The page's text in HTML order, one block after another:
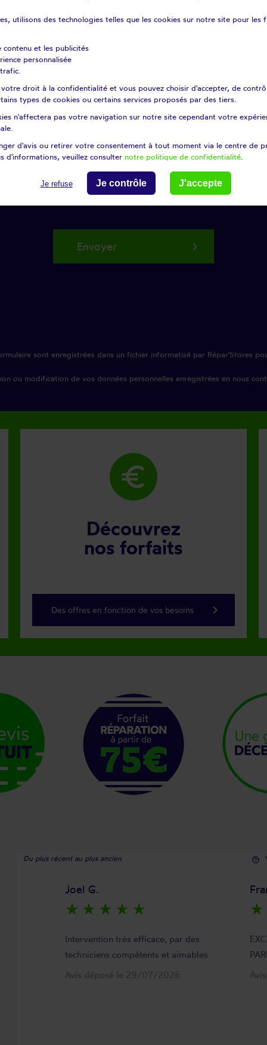
?
mes données afin de répondre à ma demande
Envoyer keyboard_arrow_right
sont enregistrées dans un fichier informatisé par Répar'Stores
ou modification de vos données personnelles enregistrées en nous
euro
Découvrez
nos forfaits
Des offres en fonction de vos besoins keyboard_arrow_right
Du plus récent au plus ancien help_outline
Joel G.
star_rate star_rate star_rate star_rate star_rate
Intervention très efficace, par des
techniciens compétents et aimables
Avis déposé le 29/07/2026
star_rate
utilisons des technologies telles que les cookies sur notre site pour les
contenu et les publicités
personnalisée
votre droit à la confidentialité et vous pouvez choisir d'accepter, de
types de cookies ou certains services proposés par des tiers.
n'affectera pas votre navigation sur notre site cependant votre
d'avis ou retirer votre consentement à tout moment via le centre de
d'informations, veuillez consulter notre politique de confidentialité
Je refuse Je contrôle J'accepte